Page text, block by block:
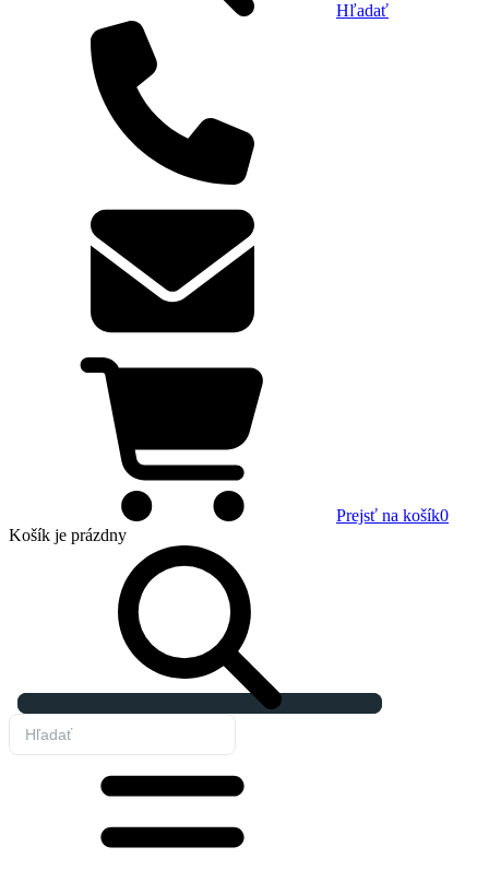
Hľadať
Prejsť na košík0
Košík je prázdny